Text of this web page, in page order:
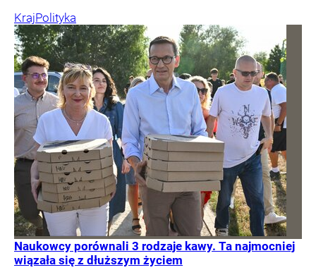
KrajPolityka
Naukowcy porównali 3 rodzaje kawy. Ta najmocniej
wiązała się z dłuższym życiem